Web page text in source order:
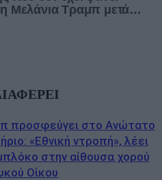
προσφεύγει στο Ανώτατο
«Εθνική ντροπή», λέει
στην αίθουσα χορού
Οίκου